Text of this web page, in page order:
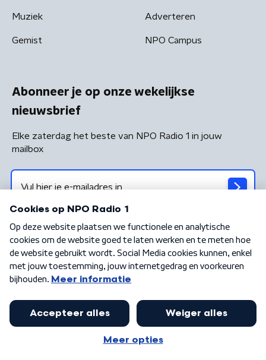
Muziek
Gemist
Adverteren
NPO Campus
Abonneer je op onze wekelijkse
nieuwsbrief
Elke zaterdag het beste van NPO Radio 1 in jouw
mailbox
Algemene voorwaarden